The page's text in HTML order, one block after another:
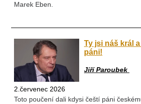
Marek Eben.
Ty jsi náš král
páni!
Jiří Paroubek
2.červenec 2026
Toto poučení dali kdysi čeští páni